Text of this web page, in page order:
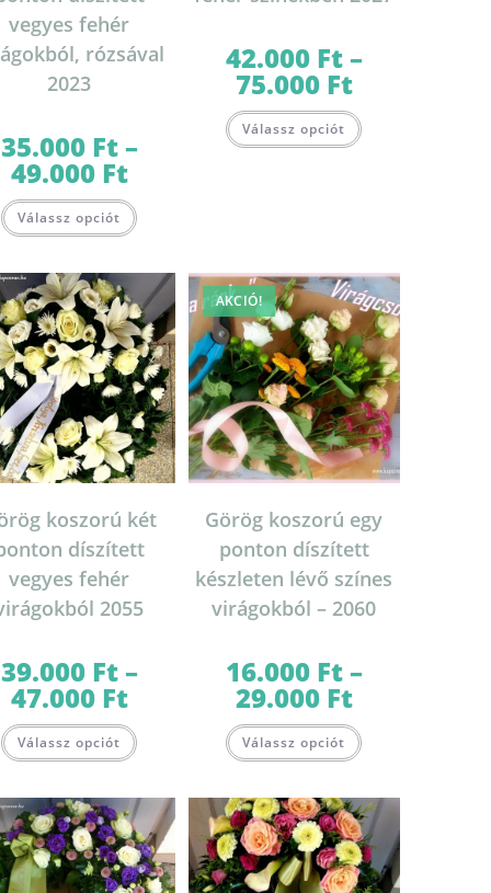
vegyes fehér
rózsával
2023
35.000 Ft–
49.000 FtÁrtartomány:
35.000 Ft
-
49.000 Ft
Válassz opciót a
van.
A
változatok
a
termékoldalon
választhatók
ki
42.000 Ft–
75.000 FtÁrtartomány:
42.000 Ft
-
75.000 Ft
Válassz opciót a
választhatók
ki
koszorú két
díszített
vegyes fehér
2055
39.000 Ft–
47.000 FtÁrtartomány:
39.000 Ft
-
47.000 Ft
Válassz opciót a
van.
A
változatok
a
termékoldalon
választhatók
AKCIÓ!
Görög koszorú egy
ponton díszített
készleten lévő színes
virágokból – 2060
16.000 Ft–
29.000 FtÁrtartomány:
16.000 Ft
-
29.000 Ft
Válassz opciót a
van.
A
változatok
a
termékoldalon
választhatók